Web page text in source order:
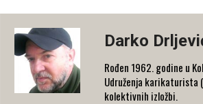
Darko
Rođen 1962. godine u
Udruženja karikaturista
kolektivnih izložbi.